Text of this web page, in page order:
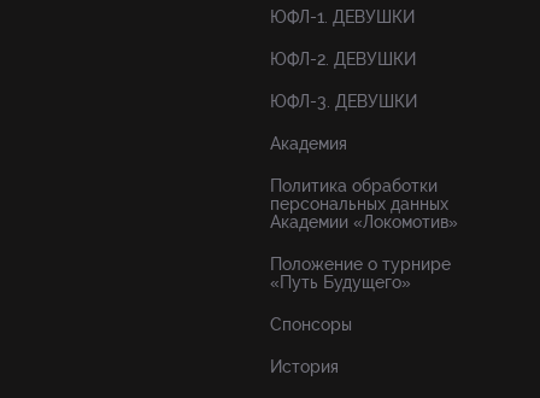
ЮФЛ-1. ДЕВУШКИ
ЮФЛ-2. ДЕВУШКИ
ЮФЛ-3. ДЕВУШКИ
Академия
Политика обработки
персональных данных
Академии «Локомотив»
Положение о турнире
«Путь Будущего»
Спонсоры
История